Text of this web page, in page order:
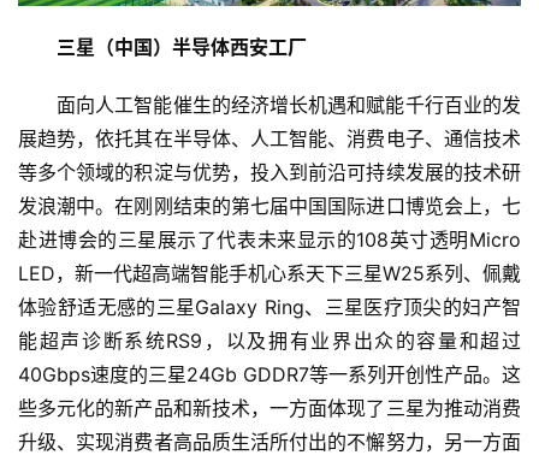
三星（中国）半导体西安工厂
面向人工智能催生的经济增长机遇和赋能千行百业的发
展趋势，依托其在半导体、人工智能、消费电子、通信技术
等多个领域的积淀与优势，投入到前沿可持续发展的技术研
发浪潮中。在刚刚结束的第七届中国国际进口博览会上，七
赴进博会的三星展示了代表未来显示的108英寸透明Micro
LED，新一代超高端智能手机心系天下三星W25系列、佩戴
体验舒适无感的三星Galaxy Ring、三星医疗顶尖的妇产智
能超声诊断系统RS9，以及拥有业界出众的容量和超过
40Gbps速度的三星24Gb GDDR7等一系列开创性产品。这
些多元化的新产品和新技术，一方面体现了三星为推动消费
升级、实现消费者高品质生活所付出的不懈努力，另一方面